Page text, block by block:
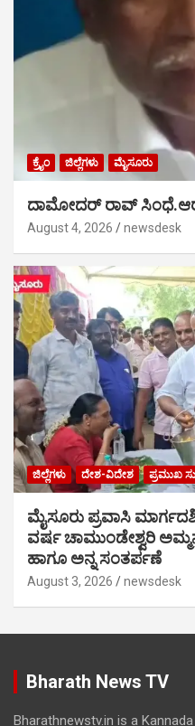
ಕ್ರೈಂ ಜಿಲ್ಲೆಗಳು ಮೈಸೂರು
ದಾಮೋದರ್ ರಾವ್
August 4, 2026 newsdesk
ಜಿಲ್ಲೆಗಳು ದೇಶ-ವಿದೇಶ ಪ್ರಮುಖ
ಮೈಸೂರು ಪ್ರವಾಸಿ
ವರ್ಷ ಚಾಮುಂಡೇಶ್ವರಿ
ಹಾಗೂ ಅನ್ನ ಸಂತರ್ಪಣೆ
August 3, 2026 newsdesk
Bharath News TV
Bharathnewstv.in is a